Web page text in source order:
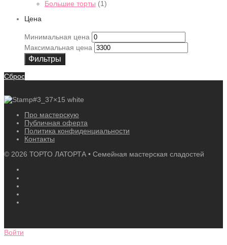
Большие торты (1)
Цена
Минимальная цена
Максимальная цена
Фильтры
Сброс
Про мастерскую
Публичная оферта
Политика конфиденциальности
Контакты
© 2026 ТОРТО ЛАТОРТА • Семейная мастерская сладостей
Войти